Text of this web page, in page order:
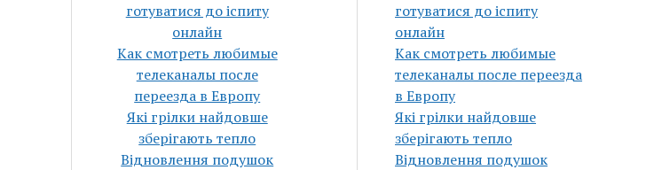
готуватися до іспиту
онлайн
Как смотреть любимые
телеканалы после
переезда в Европу
Які грілки найдовше
зберігають тепло
Відновлення подушок
готуватися до іспиту
онлайн
Как смотреть любимые
телеканалы после переезда
в Европу
Які грілки найдовше
зберігають тепло
Відновлення подушок